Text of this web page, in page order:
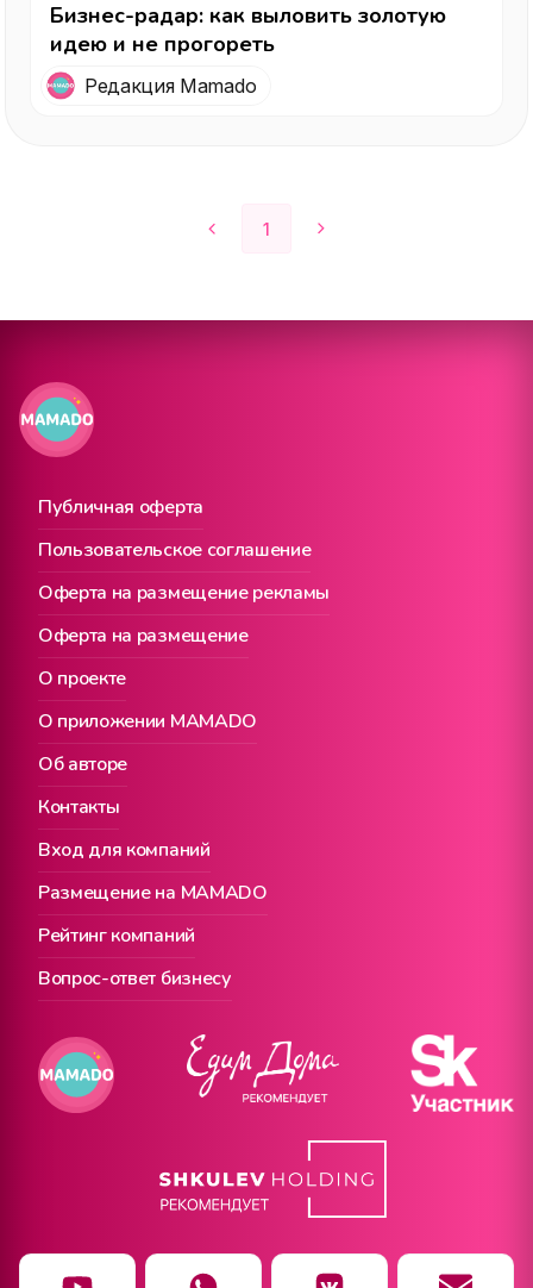
Бизнес-радар: как выловить золотую
идею и не прогореть
Редакция Mamado
1
Публичная оферта
О проекте
Вход для компаний
Пользовательское соглашение
О приложении MAMADO
Размещение на MAMADO
Оферта на размещение рекламы
Об авторе
Рейтинг компаний
Оферта на размещение
Контакты
Вопрос-ответ бизнесу